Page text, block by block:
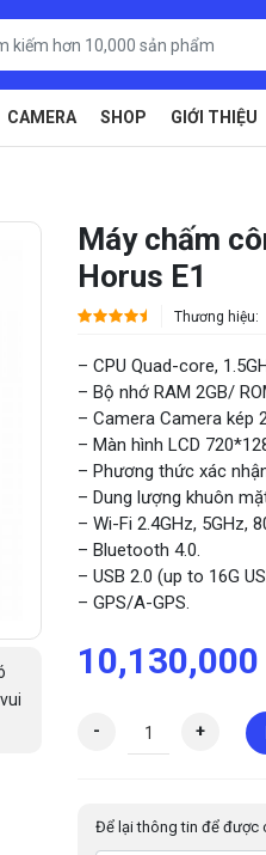
CAMERA SHOP GIỚI THIỆU
Máy chấm
Horus E1
Thương hiệu:
– CPU Quad-core,
– Bộ nhớ RAM 2GB/
– Camera Camera kép
– Màn hình LCD
– Phương thức xác
– Dung lượng khuôn
– Wi-Fi 2.4GHz, 5GHz,
– Bluetooth 4.0.
– USB 2.0 (up to 16G
– GPS/A-GPS.
10,130,000
- +
Để lại thông tin để được